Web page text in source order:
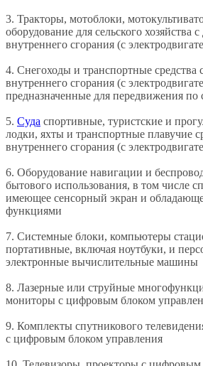
3. Тракторы, мотоблоки,
оборудование для сельского хозяйства
внутреннего сгорания (с
4. Снегоходы и транспортные средства
внутреннего сгорания (с
предназначенные для передвижения по
5. Суда спортивные, туристские и
лодки, яхты и транспортные плавучие
внутреннего сгорания (с
6. Оборудование навигации и
бытового использования, в том числе
имеющее сенсорный экран и
функциями
7. Системные блоки, компьютеры
портативные, включая ноутбуки, и
электронные вычислительные машины
8. Лазерные или струйные
мониторы с цифровым блоком
9. Комплекты спутникового
с цифровым блоком управления